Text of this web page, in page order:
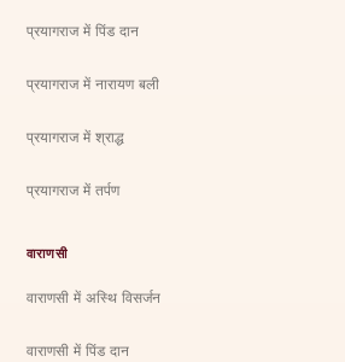
प्रयागराज में पिंड दान
प्रयागराज में नारायण बली
प्रयागराज में श्राद्ध
प्रयागराज में तर्पण
वाराणसी
वाराणसी में अस्थि विसर्जन
वाराणसी में पिंड दान